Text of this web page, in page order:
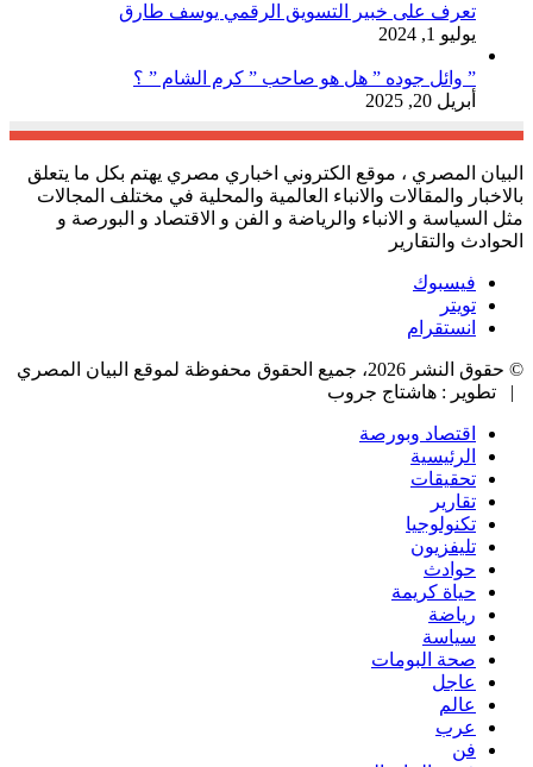
تعرف على خبير التسويق الرقمي يوسف طارق
يوليو 1, 2024
” وائل جوده ” هل هو صاحب ” كرم الشام ” ؟
أبريل 20, 2025
البيان المصري ، موقع الكتروني اخباري مصري يهتم بكل ما يتعلق
بالاخبار والمقالات والانباء العالمية والمحلية في مختلف المجالات
مثل السياسة و الانباء والرياضة و الفن و الاقتصاد و البورصة و
الحوادث والتقارير
فيسبوك
تويتر
انستقرام
© حقوق النشر 2026، جميع الحقوق محفوظة لموقع البيان المصري
| تطوير : هاشتاج جروب
اقتصاد وبورصة
الرئيسية
تحقيقات
تقارير
تكنولوجيا
تليفزيون
حوادث
حياة كريمة
رياضة
سياسة
صحة البومات
عاجل
عالم
عرب
فن